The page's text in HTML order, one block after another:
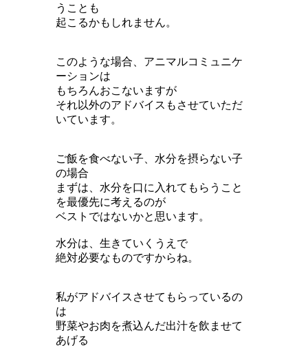
うことも
起こるかもしれません。
このような場合、アニマルコミュニケ
ーションは
もちろんおこないますが
それ以外のアドバイスもさせていただ
いています。
ご飯を食べない子、水分を摂らない子
の場合
まずは、水分を口に入れてもらうこと
を最優先に考えるのが
ベストではないかと思います。
水分は、生きていくうえで
絶対必要なものですからね。
私がアドバイスさせてもらっているの
は
野菜やお肉を煮込んだ出汁を飲ませて
あげる